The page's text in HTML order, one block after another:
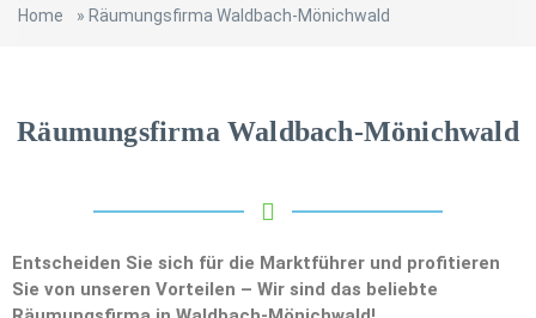
Home » Räumungsfirma Waldbach-Mönichwald
Räumungsfirma Waldbach-Mönichwald
Entscheiden Sie sich für die Marktführer und profitieren
Sie von unseren Vorteilen – Wir sind das beliebte